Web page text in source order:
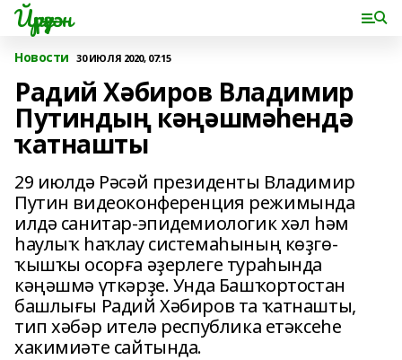
Йүрүҙән
Новости 30 ИЮЛЯ 2020, 07:15
Радий Хәбиров Владимир
Путиндың кәңәшмәһендә
ҡатнашты
29 июлдә Рәсәй президенты Владимир
Путин видеоконференция режимында
илдә санитар-эпидемиологик хәл һәм
һаулыҡ һаҡлау системаһының көҙгө-
ҡышҡы осорға әҙерлеге тураһында
кәңәшмә үткәрҙе. Унда Башҡортостан
башлығы Радий Хәбиров та ҡатнашты,
тип хәбәр ителә республика етәксеһе
хакимиәте сайтында.